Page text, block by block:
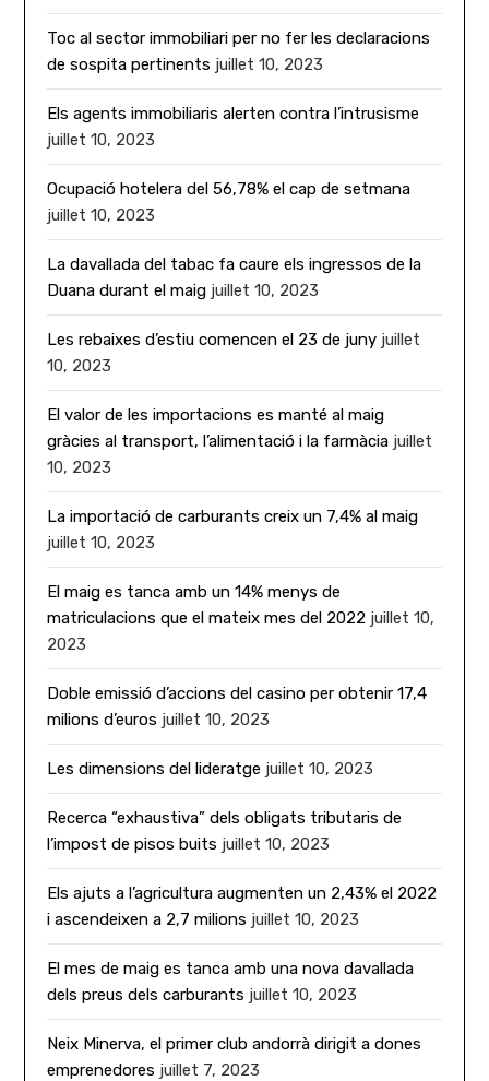
Toc al sector immobiliari per no fer les declaracions
de sospita pertinents juillet 10, 2023
Els agents immobiliaris alerten contra l’intrusisme
juillet 10, 2023
Ocupació hotelera del 56,78% el cap de setmana
juillet 10, 2023
La davallada del tabac fa caure els ingressos de la
Duana durant el maig juillet 10, 2023
Les rebaixes d’estiu comencen el 23 de juny juillet
10, 2023
El valor de les importacions es manté al maig
gràcies al transport, l’alimentació i la farmàcia juillet
10, 2023
La importació de carburants creix un 7,4% al maig
juillet 10, 2023
El maig es tanca amb un 14% menys de
matriculacions que el mateix mes del 2022 juillet 10,
2023
Doble emissió d’accions del casino per obtenir 17,4
milions d’euros juillet 10, 2023
Les dimensions del lideratge juillet 10, 2023
Recerca “exhaustiva” dels obligats tributaris de
l’impost de pisos buits juillet 10, 2023
Els ajuts a l’agricultura augmenten un 2,43% el 2022
i ascendeixen a 2,7 milions juillet 10, 2023
El mes de maig es tanca amb una nova davallada
dels preus dels carburants juillet 10, 2023
Neix Minerva, el primer club andorrà dirigit a dones
emprenedores juillet 7, 2023